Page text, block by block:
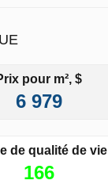
pour m², $
6 979
de qualité de vie
166